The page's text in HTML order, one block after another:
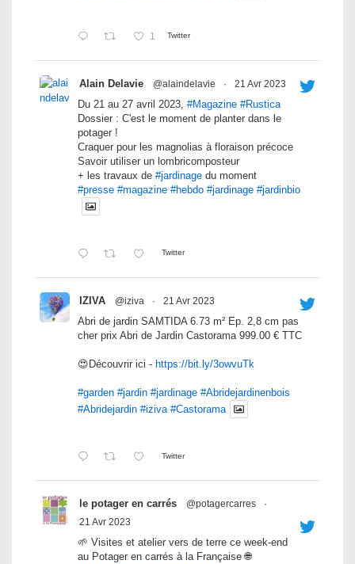
1 Twitter
Alain Delavie @alaindelavie · 21 Avr 2023
Du 21 au 27 avril 2023, #Magazine #Rustica
Dossier : C'est le moment de planter dans le
potager !
Craquer pour les magnolias à floraison précoce
Savoir utiliser un lombricomposteur
+ les travaux de #jardinage du moment
#presse #magazine #hebdo #jardinage #jardinbio
Twitter
IZIVA @iziva · 21 Avr 2023
Abri de jardin SAMTIDA 6.73 m² Ep. 2,8 cm pas
cher prix Abri de Jardin Castorama 999.00 € TTC
😍Découvrir ici - https://bit.ly/3owvuTk
#garden #jardin #jardinage #Abridejardinenbois
#Abridejardin #iziva #Castorama
Twitter
le potager en carrés @potagercarres
·
21 Avr 2023
🌱 Visites et atelier vers de terre ce week-end
au Potager en carrés à la Française 🌐